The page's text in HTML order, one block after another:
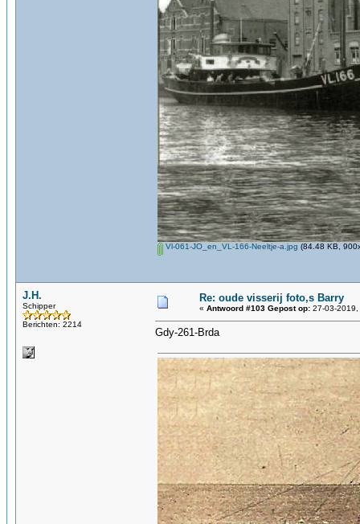
Vl-061-JO_en_VL-166-Neeltje-a.jpg (84.48 KB,
J.H.
Schipper
Berichten: 2214
Re: oude visserij foto,s Barry
« Antwoord #103 Gepost op: 27-03-
Gdy-261-Brda